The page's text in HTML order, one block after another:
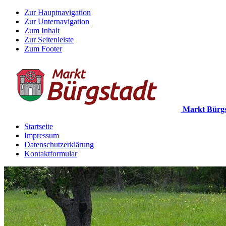
Zur Hauptnavigation
Zur Unternavigation
Zum Inhalt
Zur Seitenleiste
Zum Footer
Markt
Startseite
Impressum
Datenschutzerklärung
Kontaktformular